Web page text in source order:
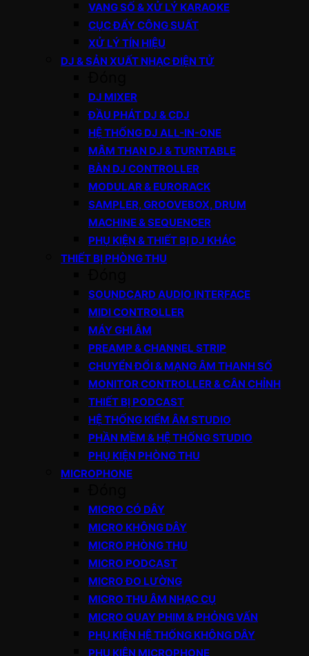
VANG SỐ & XỬ LÝ KARAOKE
CỤC ĐẨY CÔNG SUẤT
XỬ LÝ TÍN HIỆU
DJ & SẢN XUẤT NHẠC ĐIỆN TỬ
DJ MIXER
ĐẦU PHÁT DJ & CDJ
HỆ THỐNG DJ ALL-IN-ONE
MÂM THAN DJ & TURNTABLE
BÀN DJ CONTROLLER
MODULAR & EURORACK
SAMPLER, GROOVEBOX, DRUM
MACHINE & SEQUENCER
PHỤ KIỆN & THIẾT BỊ DJ KHÁC
THIẾT BỊ PHÒNG THU
SOUNDCARD AUDIO INTERFACE
MIDI CONTROLLER
MÁY GHI ÂM
PREAMP & CHANNEL STRIP
CHUYỂN ĐỔI & MẠNG ÂM THANH SỐ
MONITOR CONTROLLER & CÂN CHỈNH
THIẾT BỊ PODCAST
HỆ THỐNG KIỂM ÂM STUDIO
PHẦN MỀM & HỆ THỐNG STUDIO
PHỤ KIỆN PHÒNG THU
MICROPHONE
MICRO CÓ DÂY
MICRO KHÔNG DÂY
MICRO PHÒNG THU
MICRO PODCAST
MICRO ĐO LƯỜNG
MICRO THU ÂM NHẠC CỤ
MICRO QUAY PHIM & PHỎNG VẤN
PHỤ KIỆN HỆ THỐNG KHÔNG DÂY
PHỤ KIỆN MICROPHONE